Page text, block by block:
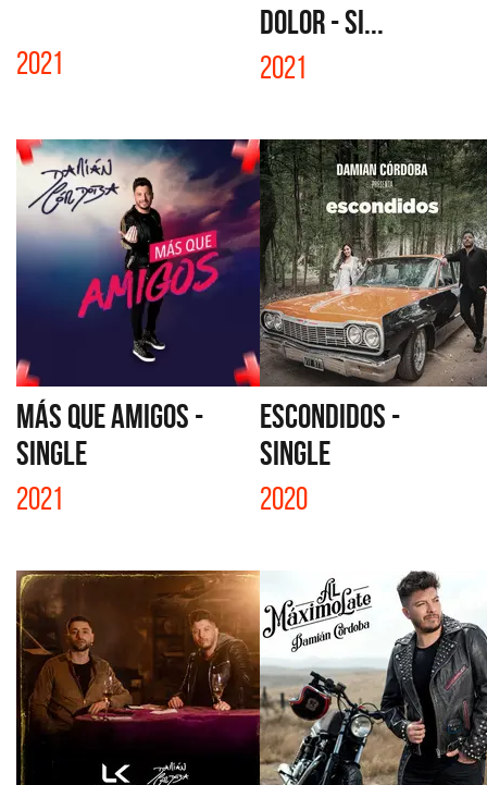
2021
DOLOR - SI...
2021
MÁS QUE AMIGOS -
SINGLE
2021
ESCONDIDOS -
SINGLE
2020